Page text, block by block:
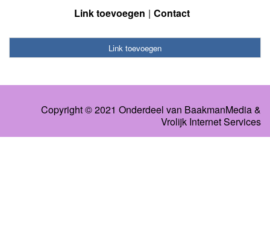
Link toevoegen Contact
Link toevoegen
Copyright © 2021 Onderdeel van BaakmanMedia&
Vrolijk Internet Services